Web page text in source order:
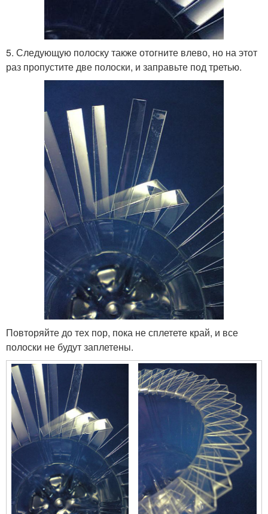
5. Следующую полоску также отогните влево, но на этот
раз пропустите две полоски, и заправьте под третью.
Повторяйте до тех пор, пока не сплетете край, и все
полоски не будут заплетены.